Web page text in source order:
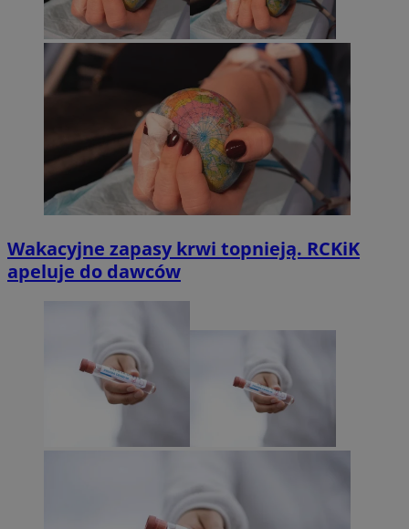
Wakacyjne zapasy krwi topnieją. RCKiK
apeluje do dawców